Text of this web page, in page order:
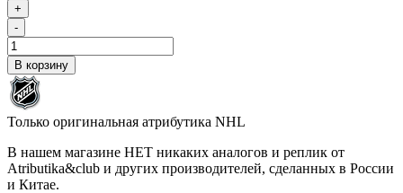
+
-
В корзину
Только оригинальная атрибутика NHL
В нашем магазине НЕТ никаких аналогов и реплик от
Atributika&club и других производителей, сделанных в России
и Китае.